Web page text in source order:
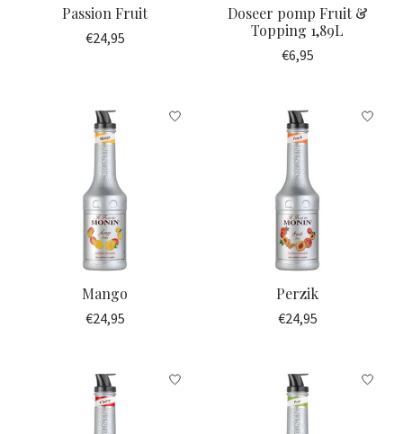
Passion Fruit
€24,95
Doseer pomp Fruit &
Topping 1,89L
€6,95
Mango
€24,95
Perzik
€24,95